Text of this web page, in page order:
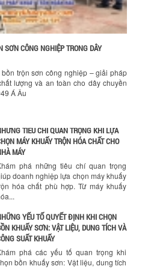
SƠN CÔNG NGHIỆP TRONG DÂY
trộn sơn công nghiệp – giải pháp
lượng và an toàn cho dây chuyền
Á Âu
ƯU CHI PHÍ SẢN XUẤT VỚI MÁY TRỘN
phá cách máy trộn sơn công
liệu, nhân công và chi phí vận
Giải...
MÁY
phá những tiêu chí quan trọng
doanh nghiệp lựa chọn máy khuấy
YẾU TỐ QUYẾT ĐỊNH KHI CHỌN
KHUẤY SƠN: VẬT LIỆU, DUNG TÍCH VÀ
SUẤT KHUẤY
phá các yếu tố quan trọng khi
bồn khuấy sơn: Vật liệu, dung tích
và công suất khuấy. Giải pháp tối...